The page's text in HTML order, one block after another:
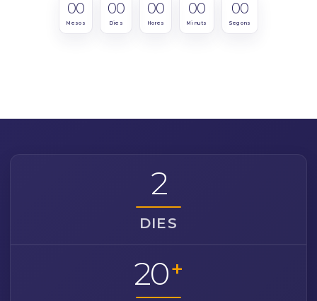
00
Mesos
00
Dies
00
Hores
00
Minuts
00
Segons
2
DIES
+
20